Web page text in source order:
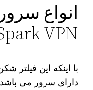
انواع
VPN
با اینکه این فیلتر
دارای سرور می‌